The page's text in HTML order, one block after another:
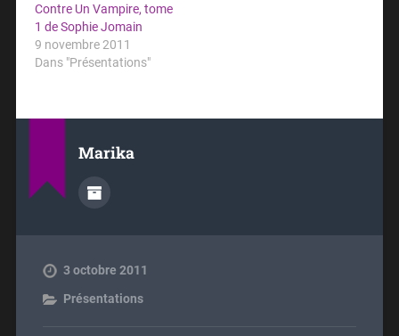
Contre Un Vampire, tome
1 de Sophie Jomain
9 novembre 2011
Dans "Présentations"
Marika
3 octobre 2011
Présentations